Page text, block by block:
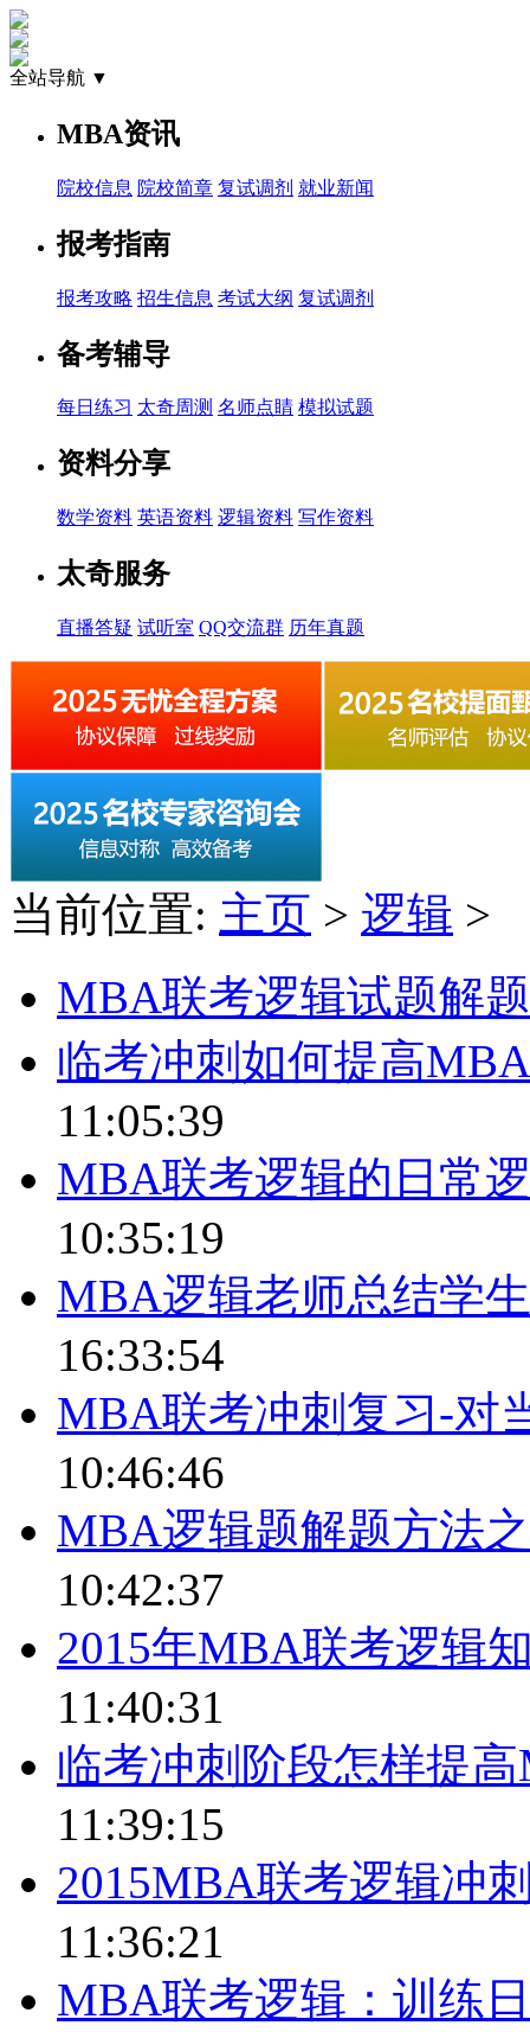
全站导航 ▼
MBA资讯
院校信息 院校简章 复试调剂 就业新闻
报考指南
报考攻略 招生信息 考试大纲 复试调剂
备考辅导
每日练习 太奇周测 名师点睛 模拟试题
资料分享
数学资料 英语资料 逻辑资料 写作资料
太奇服务
直播答疑 试听室 QQ交流群 历年真题
当前位置: 主页 > 逻辑 >
MBA联考逻辑试题解
临考冲刺如何提高
11:05:39
MBA联考逻辑的日常
10:35:19
MBA逻辑老师总结学
16:33:54
MBA联考冲刺复习-对
10:46:46
MBA逻辑题解题方法
10:42:37
2015年MBA联考逻辑
11:40:31
临考冲刺阶段怎样提
11:39:15
2015MBA联考逻辑冲
11:36:21
MBA联考逻辑：训练